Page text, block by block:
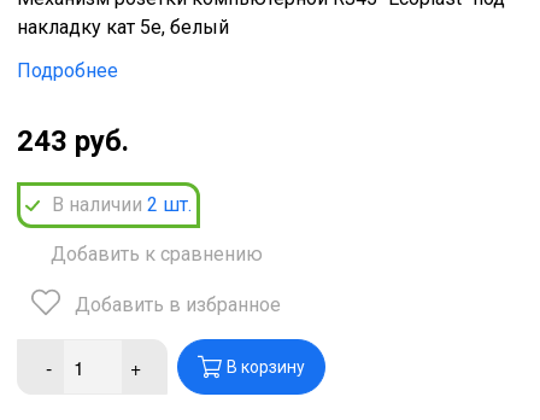
накладку кат 5е, белый
Подробнее
243 руб.
В наличии 2 шт.
Добавить к сравнению
Добавить в избранное
- + В корзину